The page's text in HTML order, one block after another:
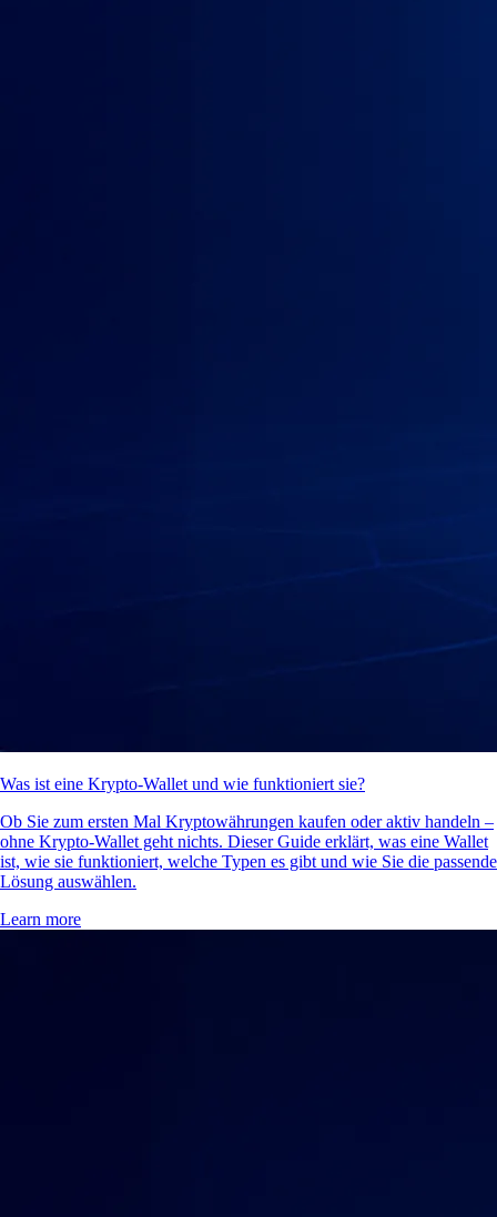
Was ist eine Krypto-Wallet und wie funktioniert sie?
Ob Sie zum ersten Mal Kryptowährungen kaufen oder aktiv handeln –
ohne Krypto-Wallet geht nichts. Dieser Guide erklärt, was eine Wallet
ist, wie sie funktioniert, welche Typen es gibt und wie Sie die passende
Lösung auswählen.
Learn more